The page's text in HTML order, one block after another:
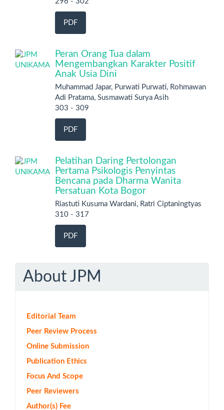
PDF
Peran Orang Tua dalam
Mengembangkan Karakter Positif
Anak Usia Dini
Muhammad Japar, Purwati Purwati, Rohmawan
Adi Pratama, Susmawati Surya Asih
303 - 309
PDF
Pelatihan Daring Pertolongan
Pertama Psikologis Penyintas
Bencana pada Dharma Wanita
Persatuan Kota Bogor
Riastuti Kusuma Wardani, Ratri Ciptaningtyas
310 - 317
PDF
About JPM
Editorial Team
Peer Review Process
Online Submission
Publication Ethics
Focus And Scope
Peer Reviewers
Author(s) Fee